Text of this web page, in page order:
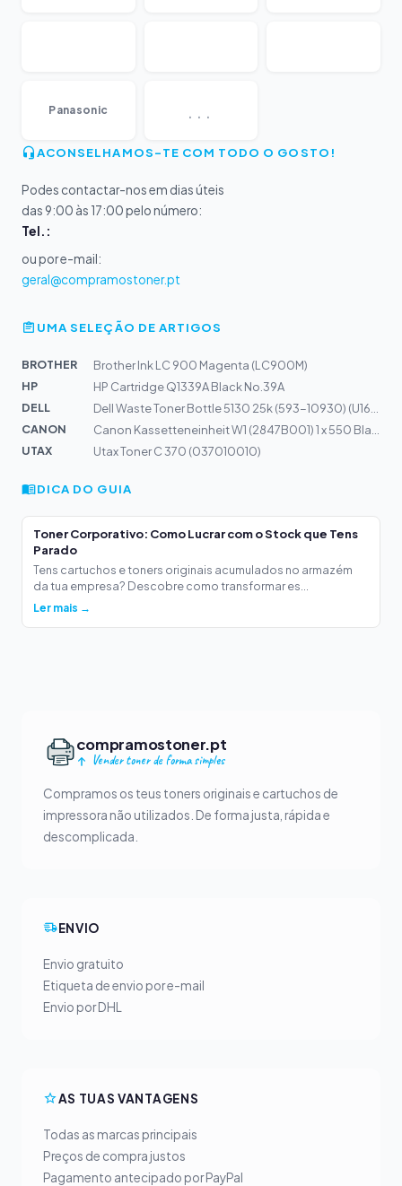
Panasonic ...
ACONSELHAMOS-TE COM TODO O GOSTO!
Podes contactar-nos em dias úteis
das 9:00 às 17:00 pelo número:
Tel.:
ou por e-mail:
geral@compramostoner.pt
UMA SELEÇÃO DE ARTIGOS
BROTHER
Brother Ink LC 900 Magenta (LC900M)
HP
HP Cartridge Q1339A Black No.39A
DELL
Dell Waste Toner Bottle 5130 25k (593-10930) (U162N)
CANON
Canon Kassetteneinheit W1 (2847B001) 1 x 550 Blatt Univ...
UTAX
Utax Toner C 370 (037010010)
DICA DO GUIA
Toner Corporativo: Como Lucrar com o Stock que Tens
Parado
Tens cartuchos e toners originais acumulados no armazém
da tua empresa? Descobre como transformar es...
Ler mais →
compramostoner.pt
Vender toner de forma simples
Compramos os teus toners originais e cartuchos de
impressora não utilizados. De forma justa, rápida e
descomplicada.
ENVIO
Envio gratuito
Etiqueta de envio por e-mail
Envio por DHL
AS TUAS VANTAGENS
Todas as marcas principais
Preços de compra justos
Pagamento antecipado por PayPal